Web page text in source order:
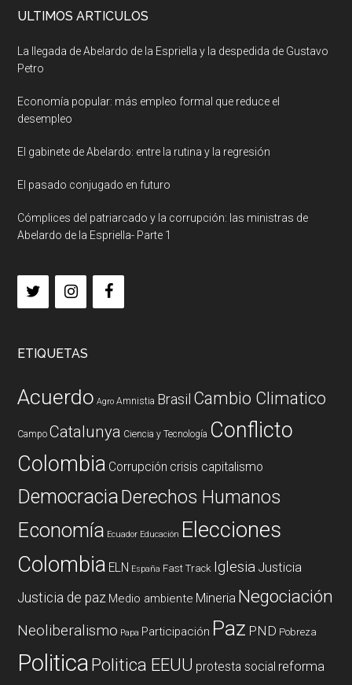
ULTIMOS ARTICULOS
La llegada de Abelardo de la Espriella y la despedida de Gustavo
Petro
Economía popular: más empleo formal que reduce el
desempleo
El gabinete de Abelardo: entre la rutina y la regresión
El pasado conjugado en futuro
Cómplices del patriarcado y la corrupción: las ministras de
Abelardo de la Espriella- Parte 1
ETIQUETAS
Acuerdo Agro Amnistia Brasil Cambio Climatico
Campo Catalunya Ciencia y Tecnología Conflicto
Colombia Corrupción crisis capitalismo
DemocraciaDerechos Humanos
Economía Ecuador Educación Elecciones
Colombia ELN España Fast Track Iglesia Justicia
Justicia de paz Medio ambiente Mineria Negociación
Neoliberalismo Papa Participación Paz PND Pobreza
PoliticaPolitica EEUU protesta social reforma